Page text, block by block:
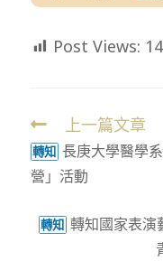
Post Views:
Read
more
articles
上一篇文章
轉知 長庚大學醫學
營」活動
轉知 轉知國家表演